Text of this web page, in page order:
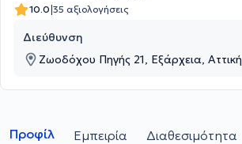
10.0|35 αξιολογήσεις
Διεύθυνση
Ζωοδόχου Πηγής 21, Εξάρχεια, Αττική
Προφίλ Εμπειρία Διαθεσιμότητα